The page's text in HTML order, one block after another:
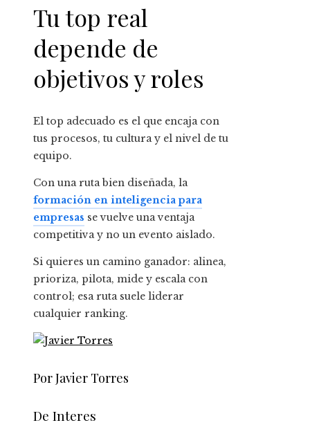
Tu top real
depende de
objetivos y roles
El top adecuado es el que encaja con
tus procesos, tu cultura y el nivel de tu
equipo.
Con una ruta bien diseñada, la
formación en inteligencia para
empresas se vuelve una ventaja
competitiva y no un evento aislado.
Si quieres un camino ganador: alinea,
prioriza, pilota, mide y escala con
control; esa ruta suele liderar
cualquier ranking.
Por Javier Torres
De Interes